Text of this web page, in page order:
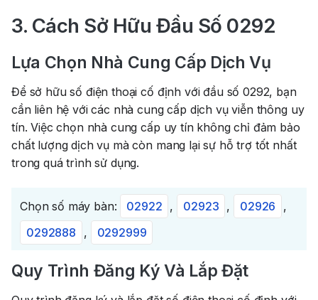
3. Cách Sở Hữu Đầu Số 0292
Lựa Chọn Nhà Cung Cấp Dịch Vụ
Để sở hữu số điện thoại cố định với đầu số 0292, bạn
cần liên hệ với các nhà cung cấp dịch vụ viễn thông uy
tín. Việc chọn nhà cung cấp uy tín không chỉ đảm bảo
chất lượng dịch vụ mà còn mang lại sự hỗ trợ tốt nhất
trong quá trình sử dụng.
Chọn số máy bàn: 02922 , 02923 , 02926
,
0292888
, 0292999
Quy Trình Đăng Ký Và Lắp Đặt